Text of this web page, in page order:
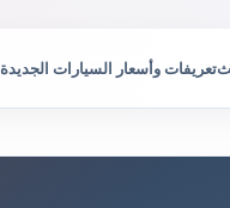
تعريفات وأسعار السيارات الجديدة